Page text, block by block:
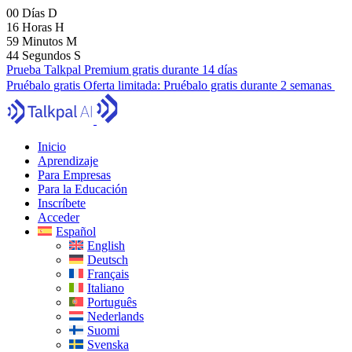
00 Días D
16 Horas H
59 Minutos M
42 Segundos S
Prueba Talkpal Premium gratis durante 14 días
Pruébalo gratis Oferta limitada: Pruébalo gratis durante 2 semanas
Inicio
Aprendizaje
Para Empresas
Para la Educación
Inscríbete
Acceder
Español
English
Deutsch
Français
Italiano
Português
Nederlands
Suomi
Svenska